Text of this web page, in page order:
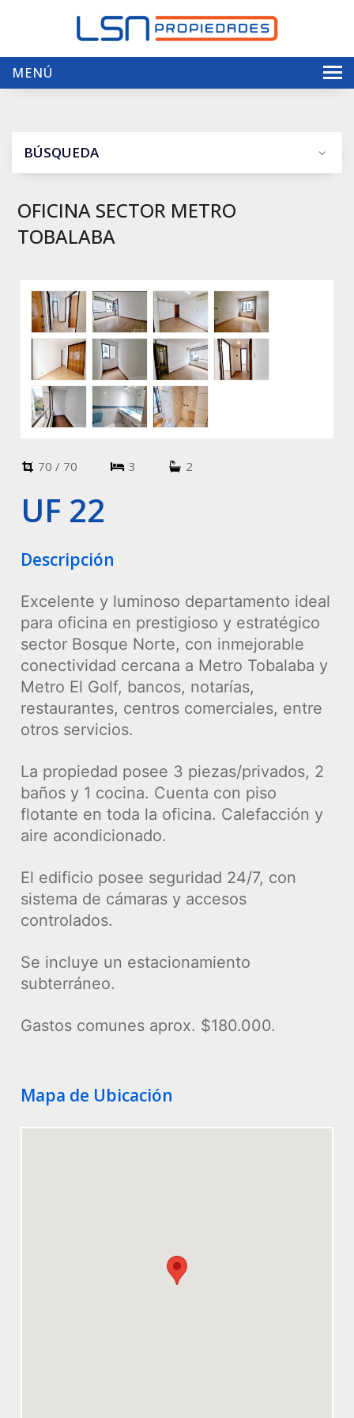
MENÚ
Servicios
Envíenos su propiedad
BÚSQUEDA
OFICINA SECTOR METRO
TOBALABA
70 / 70 3 2
UF 22
Descripción
Excelente y luminoso departamento ideal
para oficina en prestigioso y estratégico
sector Bosque Norte, con inmejorable
conectividad cercana a Metro Tobalaba y
Metro El Golf, bancos, notarías,
restaurantes, centros comerciales, entre
otros servicios.
La propiedad posee 3 piezas/privados, 2
baños y 1 cocina. Cuenta con piso
flotante en toda la oficina. Calefacción y
aire acondicionado.
El edificio posee seguridad 24/7, con
sistema de cámaras y accesos
controlados.
Se incluye un estacionamiento
subterráneo.
Gastos comunes aprox. $180.000.
Mapa de Ubicación